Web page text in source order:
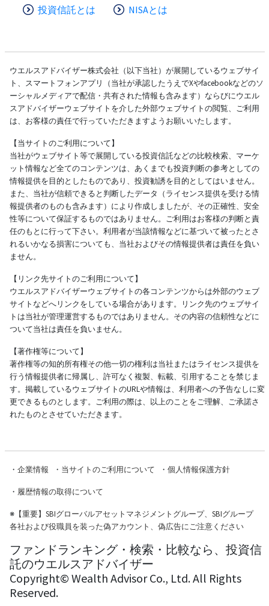
投資信託とは NISAとは
ウエルスアドバイザー株式会社（以下当社）が展開しているウェブサイ
ト、スマートフォンアプリ（当社が承認したうえでXやfacebookなどのソ
ーシャルメディアで配信・共有された情報も含みます）ならびにウエル
スアドバイザーウェブサイトを介した外部ウェブサイトの閲覧、ご利用
は、お客様の責任で行っていただきますようお願いいたします。
【当サイトのご利用について】
当社がウェブサイト等で展開している投資信託などの比較検索、マーケ
ット情報など全てのコンテンツは、あくまでも投資判断の参考としての
情報提供を目的としたものであり、投資勧誘を目的としてはいません。
また、当社が信頼できると判断したデータ（ライセンス提供を受ける情
報提供者のものも含みます）により作成しましたが、その正確性、安全
性等について保証するものではありません。ご利用はお客様の判断と責
任のもとに行って下さい。利用者が当該情報などに基づいて被ったとさ
れるいかなる損害についても、当社およびその情報提供者は責任を負い
ません。
【リンク先サイトのご利用について】
ウエルスアドバイザーウェブサイトの各コンテンツからは外部のウェブ
サイトなどへリンクをしている場合があります。リンク先のウェブサイ
トは当社が管理運営するものではありません。その内容の信頼性などに
ついて当社は責任を負いません。
【著作権等について】
著作権等の知的所有権その他一切の権利は当社またはライセンス提供を
行う情報提供者に帰属し、許可なく複製、転載、引用することを禁じま
す。掲載しているウェブサイトのURLや情報は、利用者への予告なしに変
更できるものとします。ご利用の際は、以上のことをご理解、ご承諾さ
れたものとさせていただきます。
・ 企業情報 ・ 当サイトのご利用について ・ 個人情報保護方針
・ 履歴情報の取得について
※【重要】SBIグローバルアセットマネジメントグループ、SBIグループ
各社および役職員を装った偽アカウント、偽広告にご注意ください
ファンドランキング・検索・比較なら、投資信
託のウエルスアドバイザー
Copyright© Wealth Advisor Co., Ltd. All Rights
Reserved.